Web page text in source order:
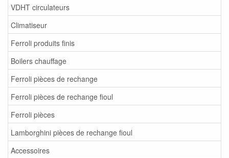
VDHT circulateurs
Climatiseur
Ferroli produits finis
Boilers chauffage
Ferroli pièces de rechange
Ferroli pièces de rechange fioul
Ferroli pièces
Lamborghini pièces de rechange fioul
Accessoires